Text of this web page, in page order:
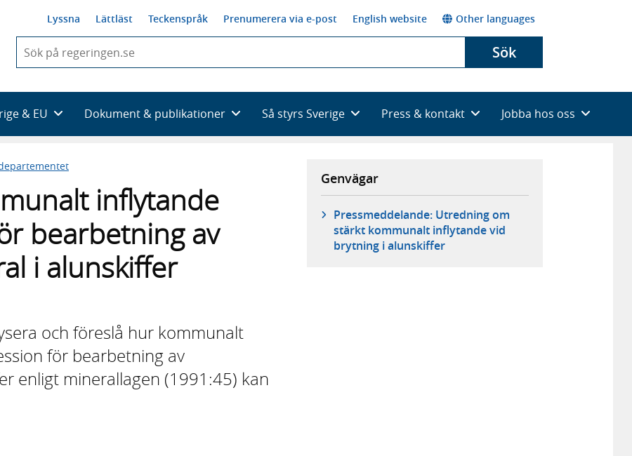
Lyssna Lättläst Teckenspråk Prenumerera via e-post English website Other languages
du
skriva
framträder
en
med
Sök
& EU Dokument & publikationer Så styrs Sverige Press & kontakt Jobba hos oss
inflytande
bearbetning av
i alunskiffer
och föreslå hur kommunalt
för bearbetning av
enligt minerallagen (1991:45) kan
Genvägar
Pressmeddelande: Utredning om
stärkt kommunalt inflytande vid
brytning i alunskiffer